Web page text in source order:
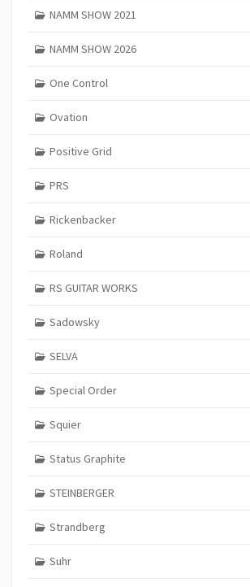
NAMM SHOW 2021
NAMM SHOW 2026
One Control
Ovation
Positive Grid
PRS
Rickenbacker
Roland
RS GUITAR WORKS
Sadowsky
SELVA
Special Order
Squier
Status Graphite
STEINBERGER
Strandberg
Suhr